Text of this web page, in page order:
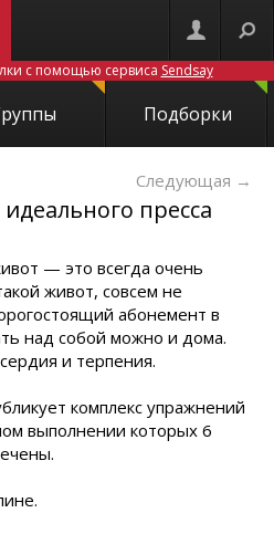
с помощью сервиса Sendsay
Подборки
Следующая →
пресса
— это всегда очень
живот, совсем не
абонемент в
над собой можно и дома.
и терпения.
комплекс упражнений
выполнении которых 6